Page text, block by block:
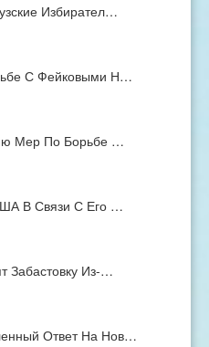
Избирател…
С Фейковыми Н…
Мер По Борьбе …
В Связи С Его …
Забастовку Из-…
Ответ На Нов…